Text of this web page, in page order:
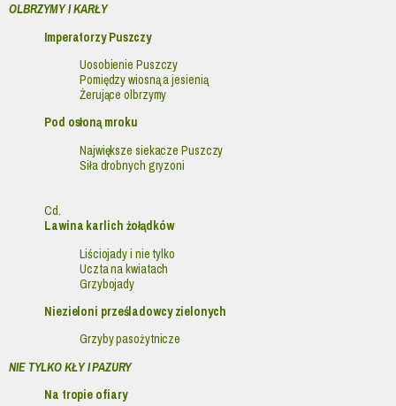
OLBRZYMY I KARŁY
Imperatorzy Puszczy
Uosobienie Puszczy
Pomiędzy wiosną a jesienią
Żerujące olbrzymy
Pod osłoną mroku
Największe siekacze Puszczy
Siła drobnych gryzoni
Cd.
Lawina karlich żołądków
Liściojady i nie tylko
Uczta na kwiatach
Grzybojady
Niezieloni prześladowcy zielonych
Grzyby pasożytnicze
NIE TYLKO KŁY I PAZURY
Na tropie ofiary